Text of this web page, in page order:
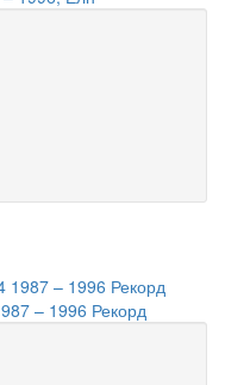
– 1996 Рекорд